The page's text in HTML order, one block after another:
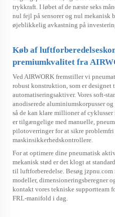
trykkraft. I løbet af de næste seks
nul fejl på sensorer og nul mekanisk
øjeblikkelig avkastning på
Køb af
premiumkvalitet fra
Ved AIRWORK fremstiller vi
robust konstruktion, som er designet
automatiseringsaktiver. Vores soft-
anodiserede aluminiumskorpusser
så de kan klare millioner af
er tilgængelige med manuelle,
pilotoverringer for at sikre
maskinsikkerhedskontrollere.
For at optimere dine pneumatisk
mekanisk stød er det klogt at
til luftforberedelse. Besøg
modeller, dimensioneringsberegner
kontakt vores tekniske supportteam
FRL-manifold i dag.